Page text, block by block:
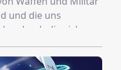
und die uns
durch die sich
verbunden. Mit
waren Wesen